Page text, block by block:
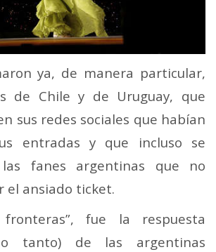
ya, de manera particular,
de Chile y de Uruguay, que
sus redes sociales que habían
entradas y que incluso se
fanes argentinas que no
el ansiado ticket.
fue la respuesta
tanto) de las argentinas